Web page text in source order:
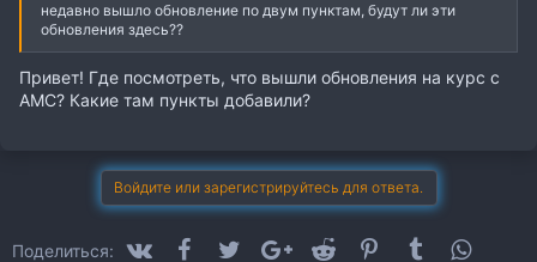
недавно вышло обновление по двум пунктам, будут ли эти
обновления здесь??
Привет! Где посмотреть, что вышли обновления на курс с
АМС? Какие там пункты добавили?
Войдите или зарегистрируйтесь для ответа.
Поделиться: VK FacebookTwitterGoogle+Reddit PinterestTumblr